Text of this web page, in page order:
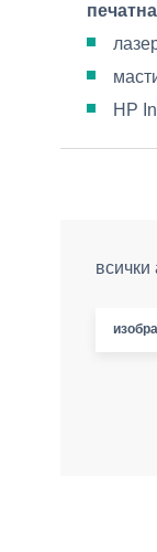
HP
всички